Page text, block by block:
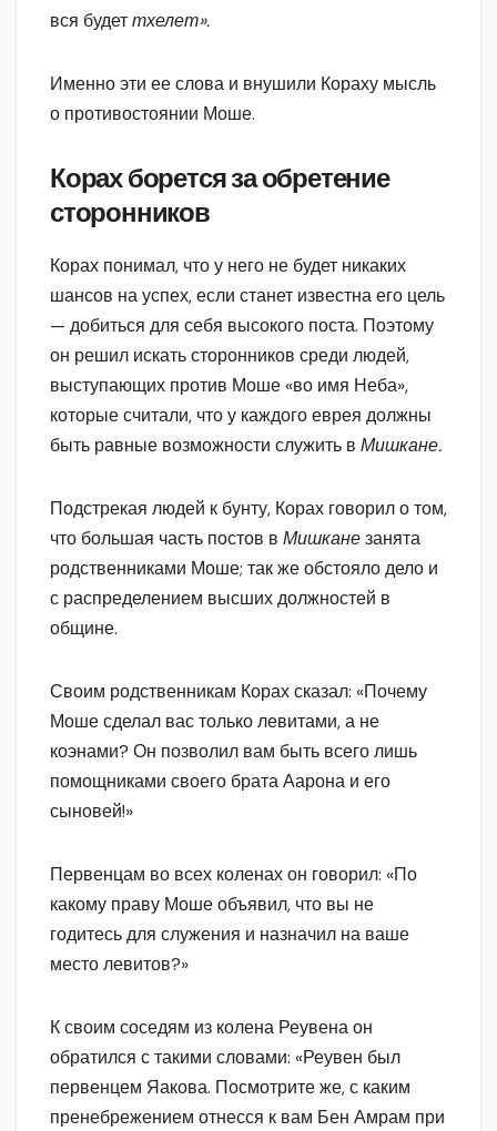
вся будеттхелет».
Именно эти ее слова и внушили Кораху мысль
о противостоянии Моше.
Корах борется за обретение
сторонников
Корах понимал, что у него не будет никаких
шансов на успех, если станет известна его цель
— добиться для себя высокого поста. Поэтому
он решил искать сторонников среди людей,
выступающих против Моше «во имя Неба»,
которые считали, что у каждого еврея должны
быть равные возможности служить в Мишкане.
Подстрекая людей к бунту, Корах говорил о том,
что большая часть постов в Мишканезанята
родственниками Моше; так же обстояло дело и
с распределением высших должностей в
общине.
Своим родственникам Корах сказал: «Почему
Моше сделал вас только левитами, а не
коэнами? Он позволил вам быть всего лишь
помощниками своего брата Аарона и его
сыновей!»
Первенцам во всех коленах он говорил: «По
какому праву Моше объявил, что вы не
годитесь для служения и назначил на ваше
место левитов?»
К своим соседям из колена Реувена он
обратился с такими словами: «Реувен был
первенцем Яакова. Посмотрите же, с каким
пренебрежением отнесся к вам Бен Амрам при